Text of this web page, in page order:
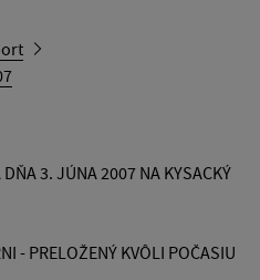
3. JÚNA 2007 NA KYSACKÝ
- PRELOŽENÝ KVÔLI POČASIU